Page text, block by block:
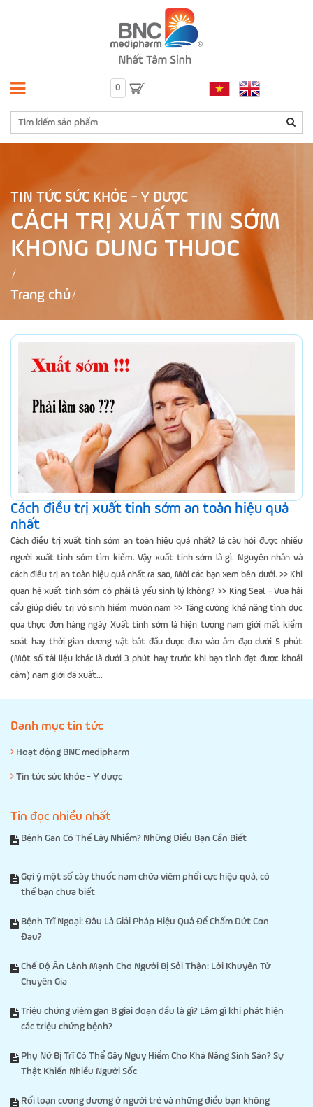
0
TIN TỨC SỨC KHỎE - Y DƯỢC
CÁCH TRỊ XUẤT TIN SỚM
KHONG DUNG THUOC
Trang chủ
Cách điều trị xuất tinh sớm an toàn hiệu quả
nhất
Cách điều trị xuất tinh sớm an toàn hiệu quả nhất? là câu hỏi được nhiều
người xuất tinh sớm tìm kiếm. Vậy xuất tinh sớm là gì. Nguyên nhân và
cách điều trị an toàn hiệu quả nhất ra sao, Mời các bạn xem bên dưới. >> Khi
quan hệ xuất tinh sớm có phải là yếu sinh lý không? >> King Seal – Vua hải
cẩu giúp điều trị vô sinh hiếm muộn nam >> Tăng cường khả năng tình dục
qua thực đơn hàng ngày Xuất tinh sớm là hiện tượng nam giới mất kiểm
soát hay thời gian dương vật bắt đầu được đưa vào âm đạo dưới 5 phút
(Một số tài liệu khác là dưới 3 phút hay trước khi bạn tình đạt được khoái
cảm) nam giới đã xuất...
Danh mục tin tức
Hoạt động BNC medipharm
Tin tức sức khỏe - Y dược
Tin đọc nhiều nhất
Bệnh Gan Có Thể Lây Nhiễm? Những Điều Bạn Cần Biết
Gợi ý một số cây thuốc nam chữa viêm phổi cực hiệu quả, có
thể bạn chưa biết
Bệnh Trĩ Ngoại: Đâu Là Giải Pháp Hiệu Quả Để Chấm Dứt Cơn
Đau?
Chế Độ Ăn Lành Mạnh Cho Người Bị Sỏi Thận: Lời Khuyên Từ
Chuyên Gia
Triệu chứng viêm gan B giai đoạn đầu là gì? Làm gì khi phát hiện
các triệu chứng bệnh?
Phụ Nữ Bị Trĩ Có Thể Gây Nguy Hiểm Cho Khả Năng Sinh Sản? Sự
Thật Khiến Nhiều Người Sốc
Rối loạn cương dương ở người trẻ và những điều bạn không